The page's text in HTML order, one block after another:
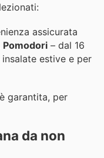
assicurata
Pomodori – dal 16
estive e per
garantita, per
da non